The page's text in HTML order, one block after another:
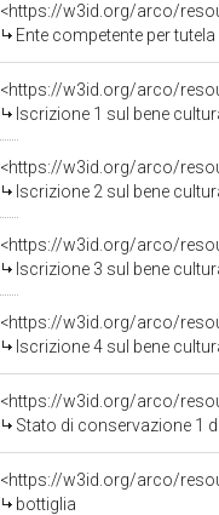
<https://w3id.org/arco/
Ente competente per
<https://w3id.org/arco/
Iscrizione 1 sul bene
<https://w3id.org/arco/
Iscrizione 2 sul bene
<https://w3id.org/arco/
Iscrizione 3 sul bene
<https://w3id.org/arco/
Iscrizione 4 sul bene
<https://w3id.org/arco/
Stato di conservazione 1
<https://w3id.org/arco/
bottiglia